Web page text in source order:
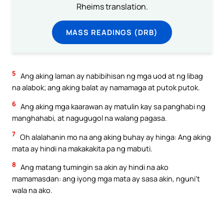
Rheims translation.
MASS READINGS (DRB)
5 Ang aking laman ay nabibihisan ng mga uod at ng libag
na alabok; ang aking balat ay namamaga at putok putok.
6 Ang aking mga kaarawan ay matulin kay sa panghabi ng
manghahabi, at nagugugol na walang pagasa.
7 Oh alalahanin mo na ang aking buhay ay hinga: Ang aking
mata ay hindi na makakakita pa ng mabuti.
8 Ang matang tumingin sa akin ay hindi na ako
mamamasdan: ang iyong mga mata ay sasa akin, nguni’t
wala na ako.